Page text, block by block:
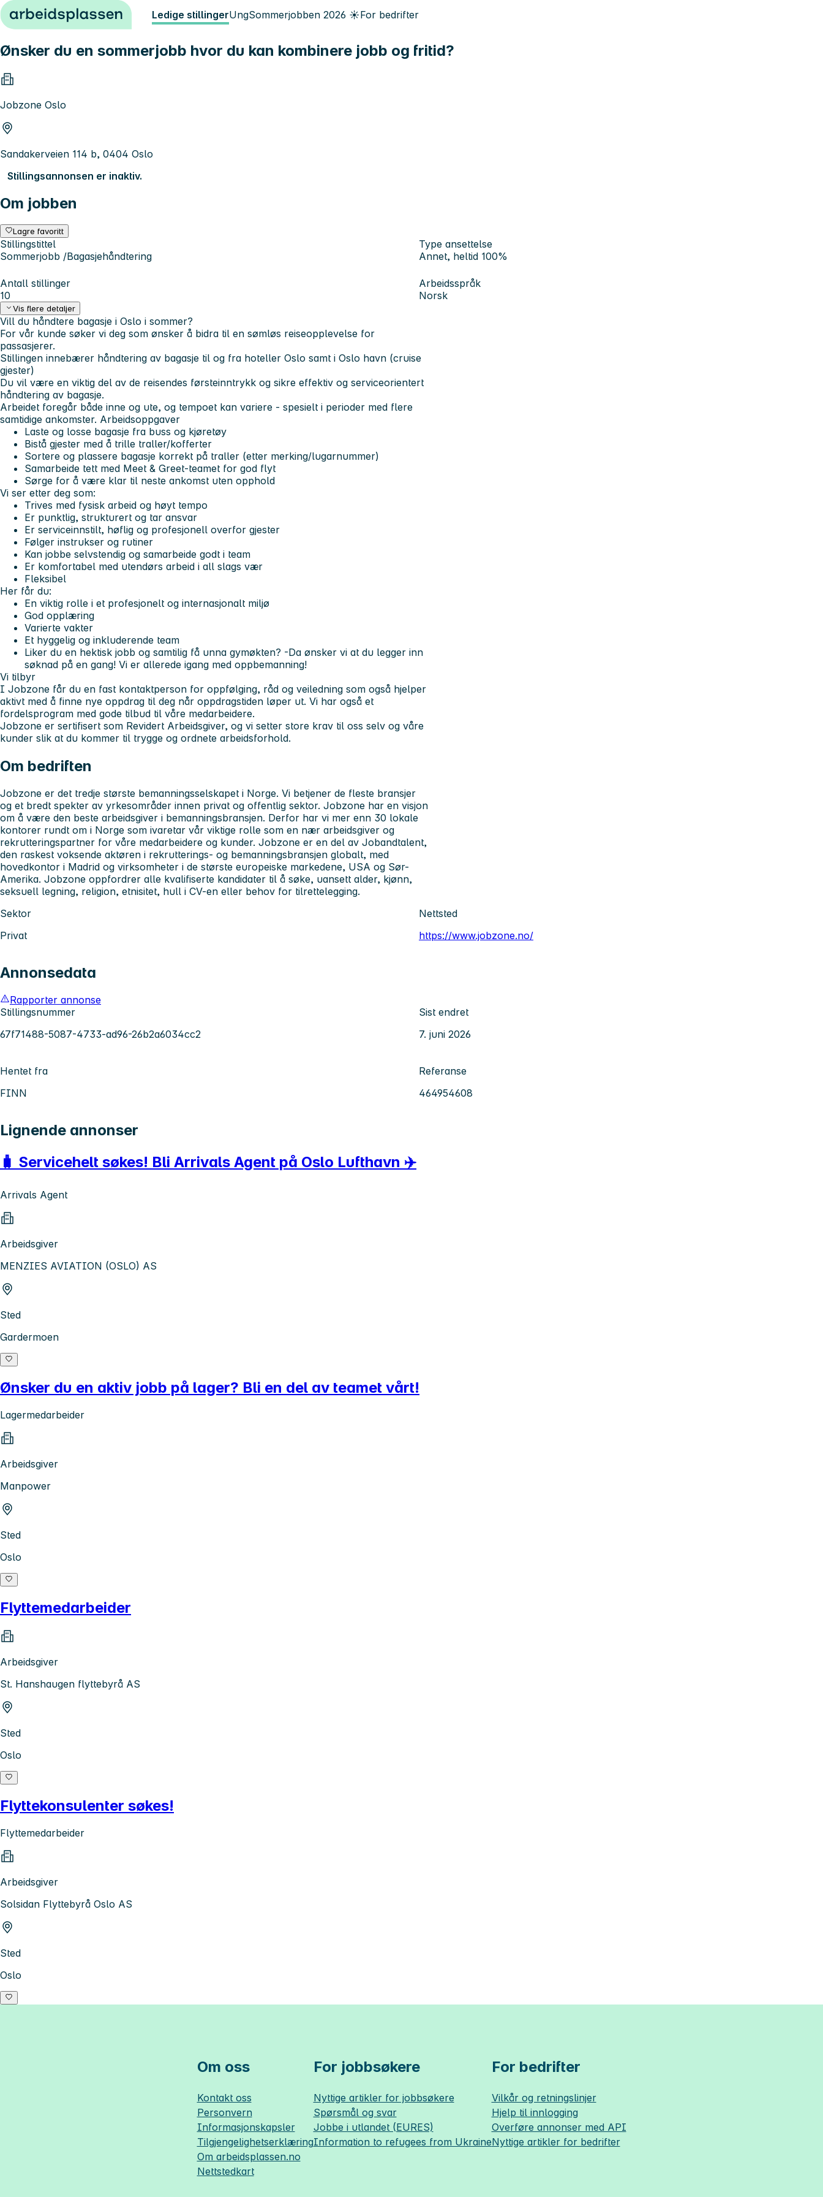
Hopp til innhold Ledige stillingerUngSommerjobben 2026 ☀️For bedrifter
Ønsker du en sommerjobb hvor du kan kombinere jobb og fritid?
Jobzone Oslo
Sandakerveien 114 b, 0404 Oslo
Stillingsannonsen er inaktiv.
Om jobben
Lagre favoritt
Stillingstittel
Sommerjobb /Bagasjehåndtering
Type ansettelse
Annet, heltid 100%
Antall stillinger
10
Arbeidsspråk
Norsk
Vis flere detaljer
Vill du håndtere bagasje i Oslo i sommer?
For vår kunde søker vi deg som ønsker å bidra til en sømløs reiseopplevelse for
passasjerer.
Stillingen innebærer håndtering av bagasje til og fra hoteller Oslo samt i Oslo havn (cruise
gjester)
Du vil være en viktig del av de reisendes førsteinntrykk og sikre effektiv og serviceorientert
håndtering av bagasje.
Arbeidet foregår både inne og ute, og tempoet kan variere - spesielt i perioder med flere
samtidige ankomster. Arbeidsoppgaver
Laste og losse bagasje fra buss og kjøretøy
Bistå gjester med å trille traller/kofferter
Sortere og plassere bagasje korrekt på traller (etter merking/lugarnummer)
Samarbeide tett med Meet & Greet-teamet for god flyt
Sørge for å være klar til neste ankomst uten opphold
Vi ser etter deg som:
Trives med fysisk arbeid og høyt tempo
Er punktlig, strukturert og tar ansvar
Er serviceinnstilt, høflig og profesjonell overfor gjester
Følger instrukser og rutiner
Kan jobbe selvstendig og samarbeide godt i team
Er komfortabel med utendørs arbeid i all slags vær
Fleksibel
Her får du:
En viktig rolle i et profesjonelt og internasjonalt miljø
God opplæring
Varierte vakter
Et hyggelig og inkluderende team
Liker du en hektisk jobb og samtilig få unna gymøkten? -Da ønsker vi at du legger inn
søknad på en gang! Vi er allerede igang med oppbemanning!
Vi tilbyr
I Jobzone får du en fast kontaktperson for oppfølging, råd og veiledning som også hjelper
aktivt med å finne nye oppdrag til deg når oppdragstiden løper ut. Vi har også et
fordelsprogram med gode tilbud til våre medarbeidere.
Jobzone er sertifisert som Revidert Arbeidsgiver, og vi setter store krav til oss selv og våre
kunder slik at du kommer til trygge og ordnete arbeidsforhold.
Om bedriften
Jobzone er det tredje største bemanningsselskapet i Norge. Vi betjener de fleste bransjer
og et bredt spekter av yrkesområder innen privat og offentlig sektor. Jobzone har en visjon
om å være den beste arbeidsgiver i bemanningsbransjen. Derfor har vi mer enn 30 lokale
kontorer rundt om i Norge som ivaretar vår viktige rolle som en nær arbeidsgiver og
rekrutteringspartner for våre medarbeidere og kunder. Jobzone er en del av Jobandtalent,
den raskest voksende aktøren i rekrutterings- og bemanningsbransjen globalt, med
hovedkontor i Madrid og virksomheter i de største europeiske markedene, USA og Sør-
Amerika. Jobzone oppfordrer alle kvalifiserte kandidater til å søke, uansett alder, kjønn,
seksuell legning, religion, etnisitet, hull i CV-en eller behov for tilrettelegging.
Sektor
Privat
Nettsted
https://www.jobzone.no/
Annonsedata
Rapporter annonse
Stillingsnummer
67f71488-5087-4733-ad96-26b2a6034cc2
Sist endret
7. juni 2026
Hentet fra
FINN
Referanse
464954608
Lignende annonser
🧳 Servicehelt søkes! Bli Arrivals Agent på Oslo Lufthavn ✈️
Arrivals Agent
Arbeidsgiver
MENZIES AVIATION (OSLO) AS
Sted
Gardermoen
Ønsker du en aktiv jobb på lager? Bli en del av teamet vårt!
Lagermedarbeider
Arbeidsgiver
Manpower
Sted
Oslo
Flyttemedarbeider
Arbeidsgiver
St. Hanshaugen flyttebyrå AS
Sted
Oslo
Flyttekonsulenter søkes!
Flyttemedarbeider
Arbeidsgiver
Solsidan Flyttebyrå Oslo AS
Sted
Oslo
Om oss
Kontakt oss
Personvern
Informasjonskapsler
Tilgjengelighetserklæring
Om arbeidsplassen.no
Nettstedkart
For jobbsøkere
Nyttige artikler for jobbsøkere
Spørsmål og svar
Jobbe i utlandet (EURES)
Information to refugees from Ukraine
For bedrifter
Vilkår og retningslinjer
Hjelp til innlogging
Overføre annonser med API
Nyttige artikler for bedrifter